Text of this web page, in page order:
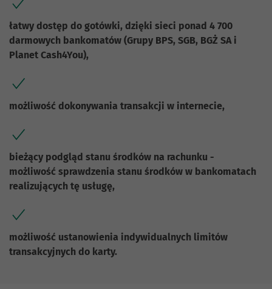
łatwy dostęp do gotówki, dzięki sieci ponad 4 700
darmowych bankomatów (Grupy BPS, SGB, BGŻ SA i
Planet Cash4You),
możliwość dokonywania transakcji w internecie,
bieżący podgląd stanu środków na rachunku -
możliwość sprawdzenia stanu środków w bankomatach
realizujących tę usługę,
możliwość ustanowienia indywidualnych limitów
transakcyjnych do karty.